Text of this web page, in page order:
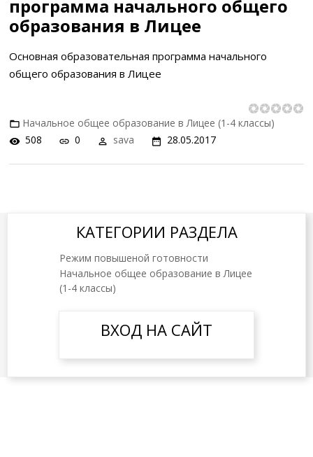
программа начального общего
образования в Лицее
Основная образовательная программа начального
общего образования в Лицее
Начальное общее образование в Лицее (1-4 классы)
508
0 sava 28.05.2017
КАТЕГОРИИ РАЗДЕЛА
Режим повышеной готовности
Начальное общее образование в Лицее
(1-4 классы)
ВХОД НА САЙТ